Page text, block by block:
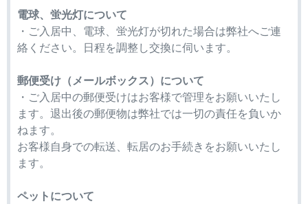
電球、蛍光灯について
・ご入居中、電球、蛍光灯が切れた場合は弊社へご連
絡ください。日程を調整し交換に伺います。
郵便受け（メールボックス）について
・ご入居中の郵便受けはお客様で管理をお願いいたし
ます。退出後の郵便物は弊社では一切の責任を負いか
ねます。
お客様自身での転送、転居のお手続きをお願いいたし
ます。
ペットについて